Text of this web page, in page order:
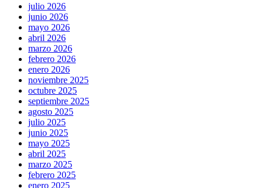
julio 2026
junio 2026
mayo 2026
abril 2026
marzo 2026
febrero 2026
enero 2026
noviembre 2025
octubre 2025
septiembre 2025
agosto 2025
julio 2025
junio 2025
mayo 2025
abril 2025
marzo 2025
febrero 2025
enero 2025